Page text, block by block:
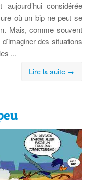
consi­dé­rée
où un bip ne peut se
Mais, comme sou­vent
des si­tua­tions
...
Lire la suite →